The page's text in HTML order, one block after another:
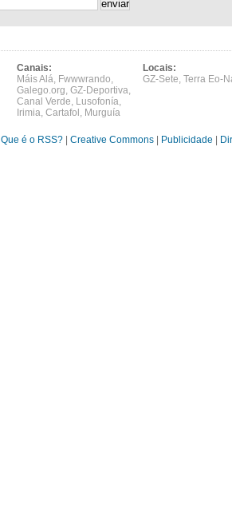
Canais:
Máis Alá, Fwwwrando,
Galego.org, GZ-Deportiva,
Canal Verde, Lusofonía,
Irimia, Cartafol , Murguía
Locais:
GZ-Sete, Terra Eo-
Que é o RSS? Creative Commons Publicidade